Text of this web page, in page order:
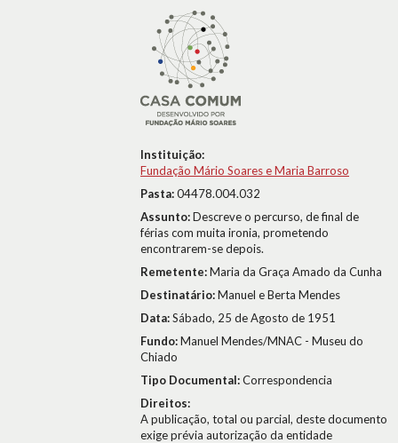
Instituição:
Fundação Mário Soares e Maria Barroso
Pasta:04478.004.032
Assunto:Descreve o percurso, de final de
férias com muita ironia, prometendo
encontrarem-se depois.
Remetente:Maria da Graça Amado da Cunha
Destinatário:Manuel e Berta Mendes
Data:Sábado, 25 de Agosto de 1951
Fundo:Manuel Mendes/MNAC - Museu do
Chiado
Tipo Documental:Correspondencia
Direitos:
A publicação, total ou parcial, deste documento
exige prévia autorização da entidade